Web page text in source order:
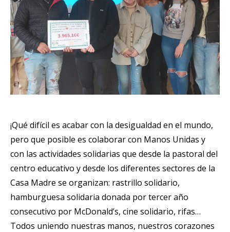
¡Qué difícil es acabar con la desigualdad en el mundo,
pero que posible es colaborar con Manos Unidas y
con las actividades solidarias que desde la pastoral del
centro educativo y desde los diferentes sectores de la
Casa Madre se organizan: rastrillo solidario,
hamburguesa solidaria donada por tercer año
consecutivo por McDonald’s, cine solidario, rifas…
Todos uniendo nuestras manos, nuestros corazones